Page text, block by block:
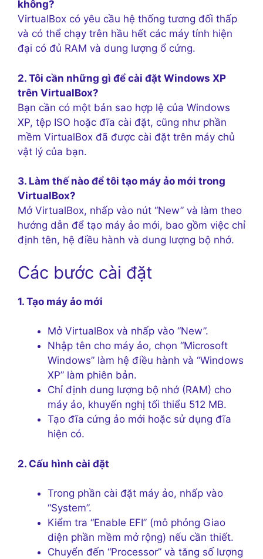
không?
VirtualBox có yêu cầu hệ thống tương đối thấp
và có thể chạy trên hầu hết các máy tính hiện
đại có đủ RAM và dung lượng ổ cứng.
2. Tôi cần những gì để cài đặt Windows XP
trên VirtualBox?
Bạn cần có một bản sao hợp lệ của Windows
XP, tệp ISO hoặc đĩa cài đặt, cũng như phần
mềm VirtualBox đã được cài đặt trên máy chủ
vật lý của bạn.
3. Làm thế nào để tôi tạo máy ảo mới trong
VirtualBox?
Mở VirtualBox, nhấp vào nút “New” và làm theo
hướng dẫn để tạo máy ảo mới, bao gồm việc chỉ
định tên, hệ điều hành và dung lượng bộ nhớ.
Các bước cài đặt
1. Tạo máy ảo mới
Mở VirtualBox và nhấp vào “New”.
Nhập tên cho máy ảo, chọn “Microsoft
Windows” làm hệ điều hành và “Windows
XP” làm phiên bản.
Chỉ định dung lượng bộ nhớ (RAM) cho
máy ảo, khuyến nghị tối thiểu 512 MB.
Tạo đĩa cứng ảo mới hoặc sử dụng đĩa
hiện có.
2. Cấu hình cài đặt
Trong phần cài đặt máy ảo, nhấp vào
“System”.
Kiểm tra “Enable EFI” (mô phỏng Giao
diện phần mềm mở rộng) nếu cần thiết.
Chuyển đến “Processor” và tăng số lượng